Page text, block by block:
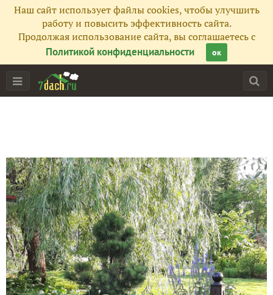
Наш сайт использует файлы cookies, чтобы улучшить
работу и повысить эффективность сайта.
Продолжая использование сайта, вы соглашаетесь с
Политикой конфиденциальности
ок
Главная
Подписчики 47
Все публикации 106
Фото 78